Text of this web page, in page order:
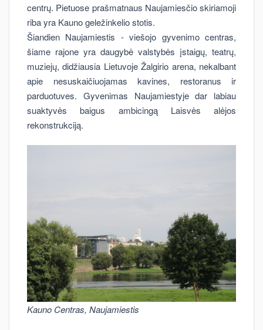
centrų. Pietuose prašmatnaus Naujamiesčio skiriamoji
riba yra Kauno geležinkelio stotis.
Šiandien Naujamiestis - viešojo gyvenimo centras,
šiame rajone yra daugybė valstybės įstaigų, teatrų,
muziejų, didžiausia Lietuvoje Žalgirio arena, nekalbant
apie nesuskaičiuojamas kavines, restoranus ir
parduotuves. Gyvenimas Naujamiestyje dar labiau
suaktyvės baigus ambicingą Laisvės alėjos
rekonstrukciją.
Kauno Centras, Naujamiestis